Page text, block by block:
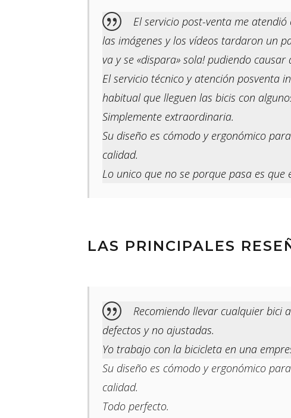
El servicio post-venta me
las imágenes y los vídeos tardaron un
va y se «dispara» sola! pudiendo
El servicio técnico y atención posventa
habitual que lleguen las bicis con
Simplemente extraordinaria.
Su diseño es cómodo y ergonómico
calidad.
Lo unico que no se porque pasa es
LAS PRINCIPALES
Recomiendo llevar cualquier bici
defectos y no ajustadas.
Yo trabajo con la bicicleta en una
Su diseño es cómodo y ergonómico
calidad.
Todo perfecto.